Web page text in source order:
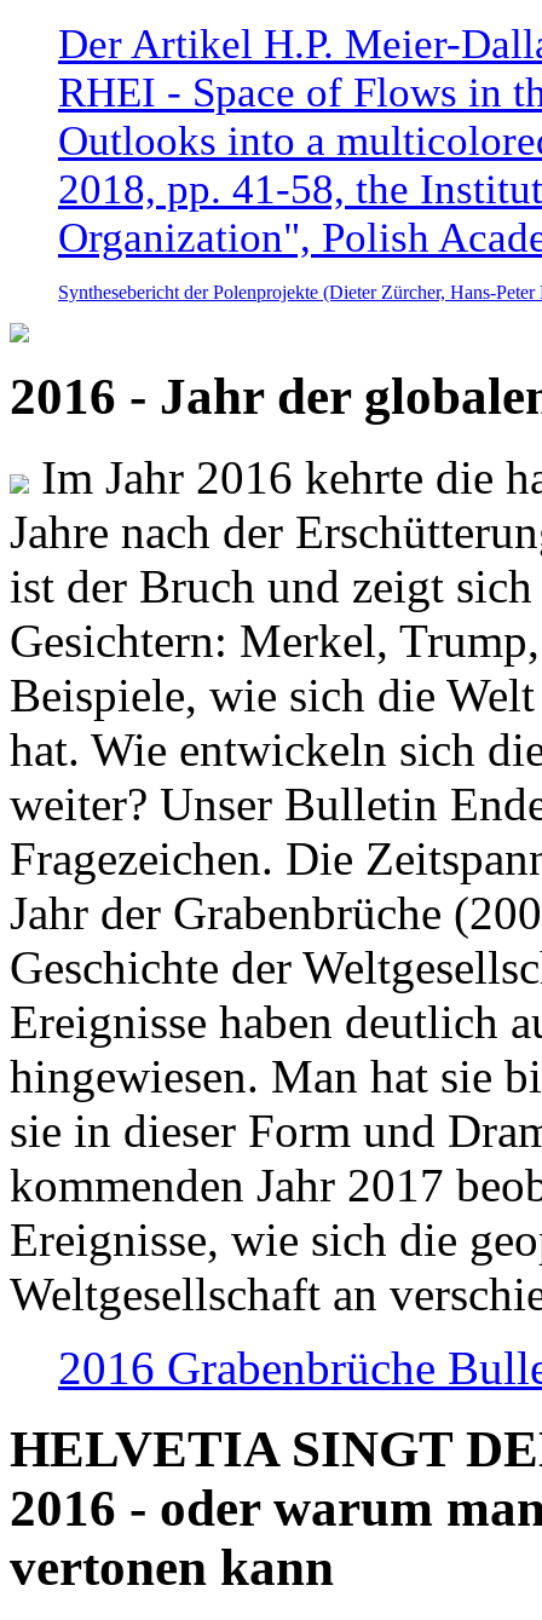
Der Artikel H.P. Meier-
RHEI - Space of Flows in
Outlooks into a
2018, pp. 41-58, the
Organization", Polish
Synthesebericht der Polenprojekte (Dieter Zürcher, Hans-
2016 - Jahr der
Im Jahr 2016 kehrte die
Jahre nach der
ist der Bruch und zeigt
Gesichtern: Merkel,
Beispiele, wie sich die
hat. Wie entwickeln sich
weiter? Unser Bulletin
Fragezeichen. Die
Jahr der Grabenbrüche
Geschichte der
Ereignisse haben deutlich
hingewiesen. Man hat sie
sie in dieser Form und
kommenden Jahr 2017
Ereignisse, wie sich die
Weltgesellschaft an
2016 Grabenbrüche
HELVETIA SINGT
2016 - oder warum
vertonen kann